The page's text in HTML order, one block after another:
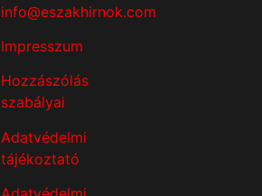
info@eszakhirnok.com
Impresszum
Hozzászólás
szabályai
Adatvédelmi
tájékoztató